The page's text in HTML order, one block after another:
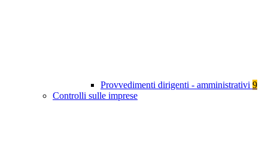
Provvedimenti dirigenti - amministrativi 9
Controlli sulle imprese